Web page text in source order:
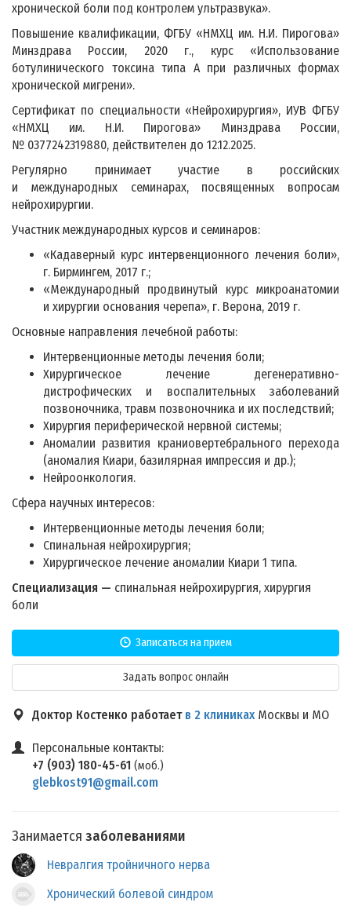
хронической боли под контролем ультразвука».
Повышение квалификации, ФГБУ «НМХЦ им. Н.И. Пирогова»
Минздрава России, 2020 г., курс «Использование
ботулинического токсина типа А при различных формах
хронической мигрени».
Сертификат по специальности «Нейрохирургия», ИУВ ФГБУ
«НМХЦ им. Н.И. Пирогова» Минздрава России,
№ 0377242319880, действителен до 12.12.2025.
Регулярно принимает участие в российских
и международных семинарах, посвященных вопросам
нейрохирургии.
Участник международных курсов и семинаров:
«Кадаверный курс интервенционного лечения боли»,
г. Бирмингем, 2017 г.;
«Международный продвинутый курс микроанатомии
и хирургии основания черепа», г. Верона, 2019 г.
Основные направления лечебной работы:
Интервенционные методы лечения боли;
Хирургическое лечение дегенеративно-
дистрофических и воспалительных заболеваний
позвоночника, травм позвоночника и их последствий;
Хирургия периферической нервной системы;
Аномалии развития краниовертебрального перехода
(аномалия Киари, базилярная импрессия и др.);
Нейроонкология.
Сфера научных интересов:
Интервенционные методы лечения боли;
Спинальная нейрохирургия;
Хирургическое лечение аномалии Киари 1 типа.
Специализация — спинальная нейрохирургия, хирургия
боли
Записаться на прием
Задать вопрос онлайн
Доктор Костенко работает в 2 клиникахМосквы и МО
Персональные контакты:
+7 (903) 180-45-61 (моб.)
glebkost91@gmail.com
Занимается заболеваниями
Невралгия тройничного нерва
Хронический болевой синдром